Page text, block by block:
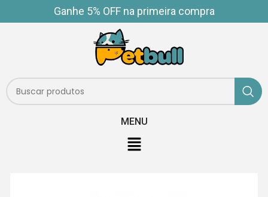
Ganhe 5% OFF na primeira compra
MENU